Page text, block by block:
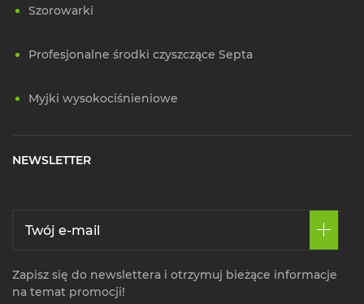
Szorowarki
Profesjonalne środki czyszczące Septa
Myjki wysokociśnieniowe
NEWSLETTER
Zapisz się do newslettera i otrzymuj bieżące informacje
na temat promocji!